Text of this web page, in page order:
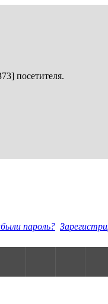
посетителя.
пароль?